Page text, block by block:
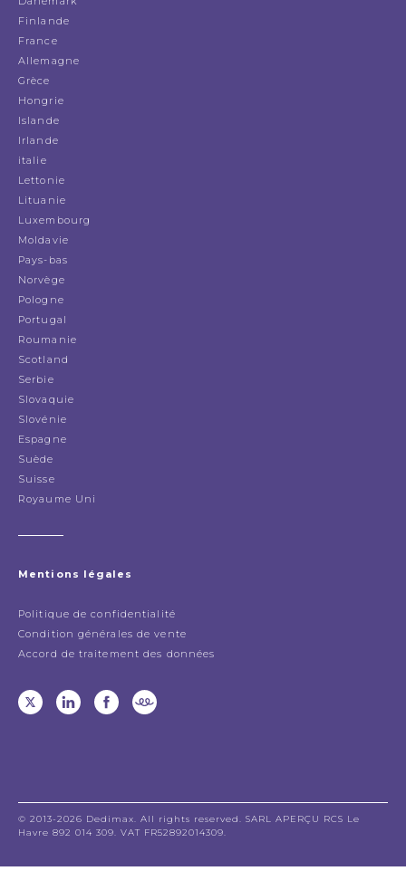
Finlande
France
Allemagne
Grèce
Hongrie
Islande
Irlande
italie
Lettonie
Lituanie
Luxembourg
Moldavie
Pays-bas
Norvège
Pologne
Portugal
Roumanie
Scotland
Serbie
Slovaquie
Slovénie
Espagne
Suède
Suisse
Royaume Uni
Mentions légales
Politique de confidentialité
Condition générales de vente
Accord de traitement des données
© 2013-2026 Dedimax. All rights reserved. SARL APERÇU RCS Le
Havre 892 014 309. VAT FR52892014309.